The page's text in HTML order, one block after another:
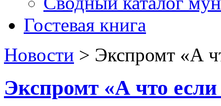
Гостевая книга
Новости > Экспромт «А
Экспромт «А что